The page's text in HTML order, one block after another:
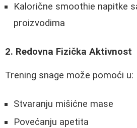
Kalorične smoothie napitke
proizvodima
2. Redovna Fizička Aktivnost
Trening snage može pomoći u:
Stvaranju mišićne mase
Povećanju apetita